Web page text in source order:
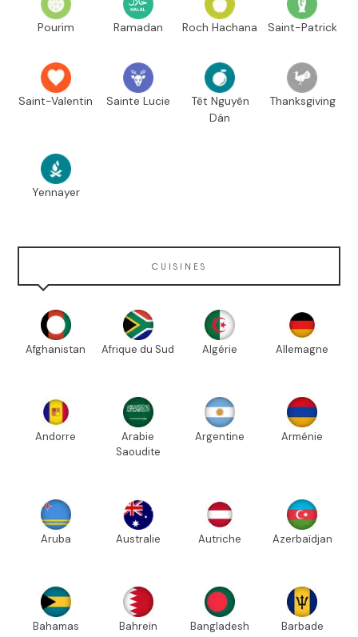
Pourim Ramadan Roch Hachana Saint-Patrick
Saint-Valentin Sainte Lucie
Têt Nguyên
Dán
Thanksgiving
Yennayer
CUISINES
Afghanistan Afrique du Sud Algérie Allemagne
Andorre
Arabie
Saoudite
Argentine Arménie
Aruba Australie Autriche Azerbaïdjan
Bahamas Bahreïn Bangladesh Barbade